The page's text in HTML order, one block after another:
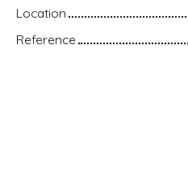
Location
Reference